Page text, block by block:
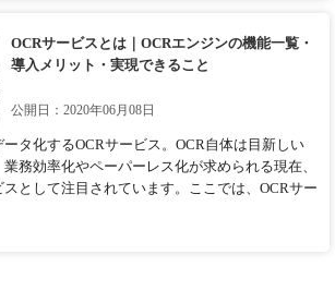
OCRサービスとは｜OCRエンジンの機能一覧・
導入メリット・実現できること
公開日：2020年06月08日
タ化するOCRサービス。OCR自体は目新しい
務効率化やペーパーレス化が求められる現在、
として注目されています。ここでは、OCRサー